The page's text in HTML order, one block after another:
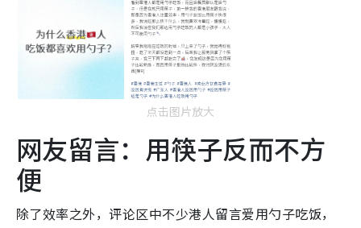
点击图片放大
网友留言：用筷子反而不方
便
除了效率之外，评论区中不少港人留言爱用勺子吃饭，